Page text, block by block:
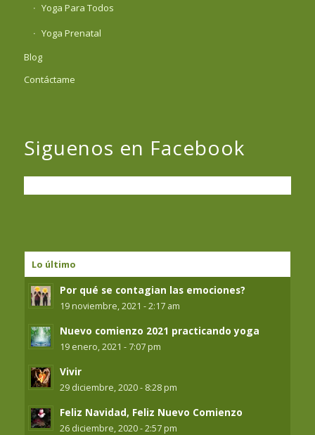
Yoga Para Todos
Yoga Prenatal
Blog
Contáctame
Siguenos en Facebook
Lo último
Por qué se contagian las emociones?
19 noviembre, 2021 - 2:17 am
Nuevo comienzo 2021 practicando yoga
19 enero, 2021 - 7:07 pm
Vivir
29 diciembre, 2020 - 8:28 pm
Feliz Navidad, Feliz Nuevo Comienzo
26 diciembre, 2020 - 2:57 pm